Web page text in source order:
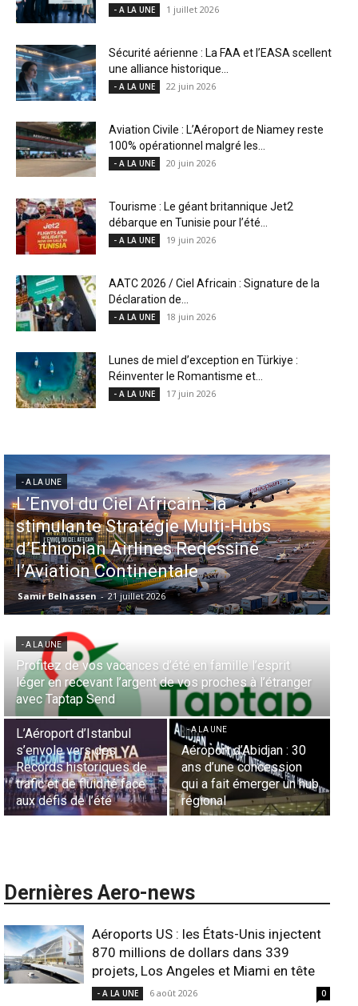
- A LA UNE 1 juillet 2026
Sécurité aérienne : La FAA et l’EASA scellent
une alliance historique...
- A LA UNE 22 juin 2026
Aviation Civile : L’Aéroport de Niamey reste
100% opérationnel malgré les...
- A LA UNE 20 juin 2026
Tourisme : Le géant britannique Jet2
débarque en Tunisie pour l’été...
- A LA UNE 19 juin 2026
AATC 2026 / Ciel Africain : Signature de la
Déclaration de...
- A LA UNE 18 juin 2026
Lunes de miel d’exception en Türkiye :
Réinventer le Romantisme et...
- A LA UNE 17 juin 2026
- A LA UNE
Aéroports US : les États-Unis
injectent 870 millions de dollars
dans 339 projets, Los Angeles et
Miami en tête
Samir Belhassen - 6 août 2026
- A LA UNE
Aérien & Stratégie : Comment Royal Air Maroc fait de
la diaspora européenne le moteur de son hub de
Casablanca
- A LA UNE
Sécurité des frontières
aériennes en Afrique :
L’appel urgent à
l’harmonisation globale
- A LA UNE
Nominations : Sadri
Essid à la tête de la
Représentation d’Air
France en Tunisie et
Lionel Rault aux
commandes de la région
ANSCO
hub
Dernières Aero-news
Aéroports US : les États-Unis injectent
870 millions de dollars dans 339
projets, Los Angeles et Miami en tête
- A LA UNE 6 août 2026 0